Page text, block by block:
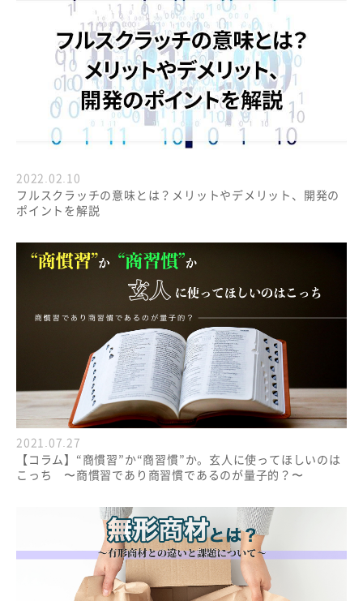
2022.02.10
フルスクラッチの意味とは？メリットやデメリット、開発の
ポイントを解説
2021.07.27
【コラム】“商慣習”か“商習慣”か。玄人に使ってほしいのは
こっち 〜商慣習であり商習慣であるのが量子的？〜